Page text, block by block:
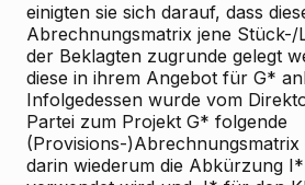
einigten sie sich darauf, dass
Abrechnungsmatrix jene Stück-/
der Beklagten zugrunde gelegt
diese in ihrem Angebot für G*
Infolgedessen wurde vom
Partei zum Projekt G* folgende
(Provisions-
darin wiederum die Abkürzung